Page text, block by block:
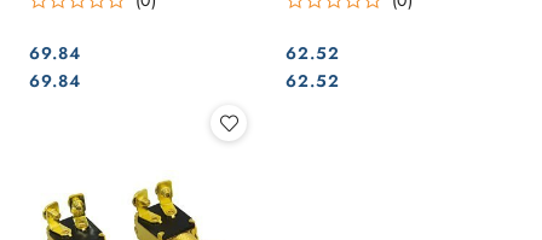
Cena:
69.84
Cena:
69.84 Cena:
62.52
Cena:
62.52